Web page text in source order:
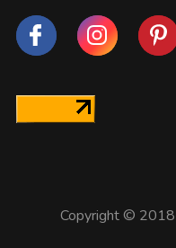
Copyright ©